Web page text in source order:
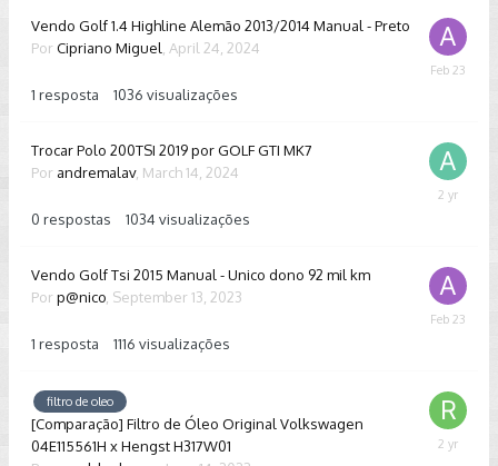
Vendo Golf 1.4 Highline Alemão 2013/2014 Manual - Preto
Por Cipriano Miguel April 24, 2024
1 resposta 1036 visualizações
February
Trocar Polo 200TSI 2019 por GOLF GTI MK7
Por andremalav, March 14, 2024
0 respostas 1034 visualizações
March
Vendo Golf Tsi 2015 Manual - Unico dono 92 mil km
Por p@nico September 13, 2023
1 resposta 1116 visualizações
February
filtro de oleo
[Comparação] Filtro de Óleo Original Volkswagen
04E115561H x Hengst H317W01